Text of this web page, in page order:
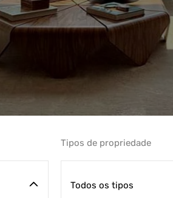
Tipos de propriedade
Todos os tipos